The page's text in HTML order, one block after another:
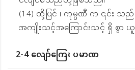
(14) ထို့ပြင် ၊ ကုမ္ပဏီ က ၎င်း သ
အကျိုးသင့်အကြောင်းသင့် ရှိ စွာ
2-4 လျော်ကြေး ပမာဏ